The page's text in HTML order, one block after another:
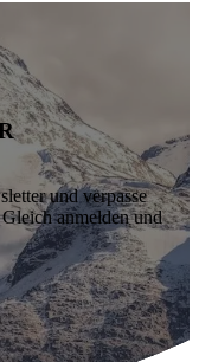
und verpasse
anmelden und